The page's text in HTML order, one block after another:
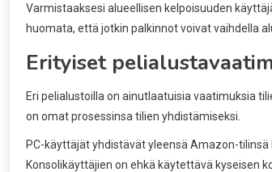
Varmistaaksesi alueellisen kelpoisuuden
huomata, että jotkin palkinnot voivat vaihdella
Erityiset
Eri pelialustoilla on ainutlaatuisia vaatimuksia
on omat prosessinsa tilien yhdistämiseksi.
PC-käyttäjät yhdistävät yleensä Amazon-
Konsolikäyttäjien on ehkä käytettävä kyseisen